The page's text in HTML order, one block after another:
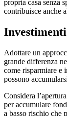
propria casa senza
contribuisce anche
Adottare un
grande differenza
come risparmiare e
possono
Considera
per accumulare
a basso rischio che